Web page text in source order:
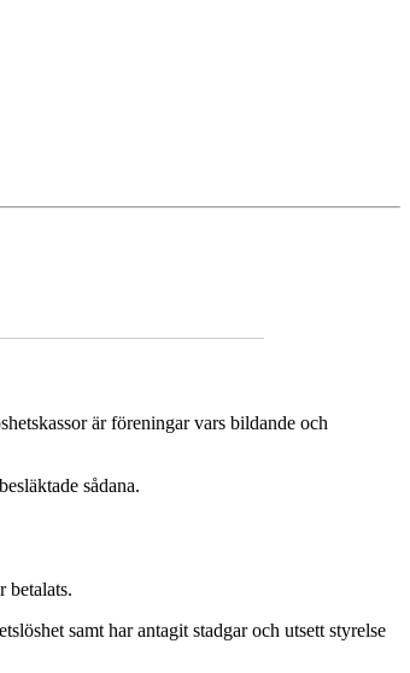
är föreningar vars bildande och
sådana.
betalats.
samt har antagit stadgar och utsett styrelse